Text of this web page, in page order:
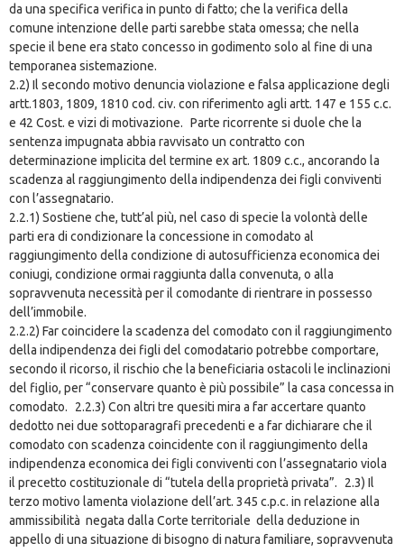
da una specifica verifica in punto di fatto; che la verifica della
comune intenzione delle parti sarebbe stata omessa; che nella
specie il bene era stato concesso in godimento solo al fine di una
temporanea sistemazione.
2.2) Il secondo motivo denuncia violazione e falsa applicazione degli
artt.1803, 1809, 1810 cod. civ. con riferimento agli artt. 147 e 155 c.c.
e 42 Cost. e vizi di motivazione. Parte ricorrente si duole che la
sentenza impugnata abbia ravvisato un contratto con
determinazione implicita del termine ex art. 1809 c.c., ancorando la
scadenza al raggiungimento della indipendenza dei figli conviventi
con l’assegnatario.
2.2.1) Sostiene che, tutt’al più, nel caso di specie la volontà delle
parti era di condizionare la concessione in comodato al
raggiungimento della condizione di autosufficienza economica dei
coniugi, condizione ormai raggiunta dalla convenuta, o alla
sopravvenuta necessità per il comodante di rientrare in possesso
dell’immobile.
2.2.2) Far coincidere la scadenza del comodato con il raggiungimento
della indipendenza dei figli del comodatario potrebbe comportare,
secondo il ricorso, il rischio che la beneficiaria ostacoli le inclinazioni
del figlio, per “conservare quanto è più possibile” la casa concessa in
comodato. 2.2.3) Con altri tre quesiti mira a far accertare quanto
dedotto nei due sottoparagrafi precedenti e a far dichiarare che il
comodato con scadenza coincidente con il raggiungimento della
indipendenza economica dei figli conviventi con l’assegnatario viola
il precetto costituzionale di “tutela della proprietà privata”. 2.3) Il
terzo motivo lamenta violazione dell’art. 345 c.p.c. in relazione alla
ammissibilità negata dalla Corte territoriale della deduzione in
appello di una situazione di bisogno di natura familiare, sopravvenuta